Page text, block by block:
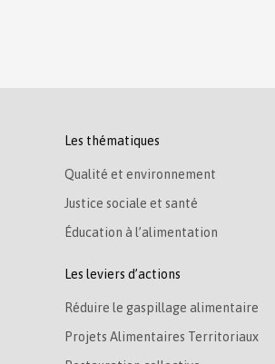
Les thématiques
Qualité et environnement
Justice sociale et santé
Éducation à l’alimentation
Les leviers d’actions
Réduire le gaspillage alimentaire
Projets Alimentaires Territoriaux